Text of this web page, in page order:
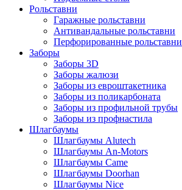
Рольставни
Гаражные рольставни
Антивандальные рольставни
Перфорированные рольставни
Заборы
Заборы 3D
Заборы жалюзи
Заборы из евроштакетника
Заборы из поликарбоната
Заборы из профильной трубы
Заборы из профнастила
Шлагбаумы
Шлагбаумы Alutech
Шлагбаумы An-Motors
Шлагбаумы Came
Шлагбаумы Doorhan
Шлагбаумы Nice